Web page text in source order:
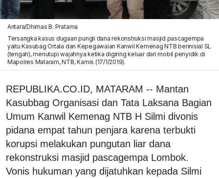
Antara/Dhimas B. Pratama
Tersangka kasus dugaan pungli dana rekonstruksi masjid pascagempa
yaitu Kasubag Ortala dan Kepegawaian Kanwil Kemenag NTB berinisial SL
(tengah), menutupi wajahnya ketika digiring keluar dari mobil penyidik di
Mapolres Mataram, NTB, Kamis (17/1/2019).
REPUBLIKA.CO.ID, MATARAM -- Mantan
Kasubbag Organisasi dan Tata Laksana Bagian
Umum Kanwil Kemenag NTB H Silmi divonis
pidana empat tahun penjara karena terbukti
korupsi melakukan pungutan liar dana
rekonstruksi masjid pascagempa Lombok.
Vonis hukuman yang dijatuhkan kepada Silmi